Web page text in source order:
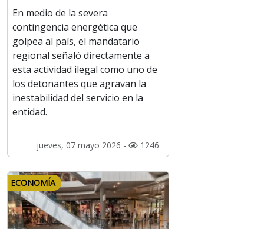
En medio de la severa
contingencia energética que
golpea al país, el mandatario
regional señaló directamente a
esta actividad ilegal como uno de
los detonantes que agravan la
inestabilidad del servicio en la
entidad.
jueves, 07 mayo 2026 - 1246
ECONOMÍA